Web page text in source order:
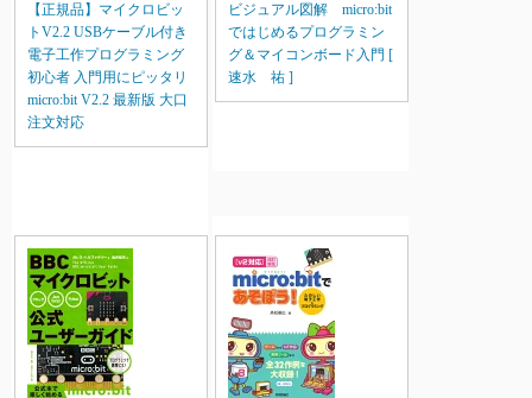
ョ
ン
【正規品】マイクロビッ
トV2.2 USBケーブル付き
電子工作プログラミング
初心者 入門用にピッタリ
micro:bit V2.2 最新版 大口
注文対応
ビジュアル図解 micro:bit
ではじめるプログラミン
グ＆マイコンボード入門 [
速水 祐 ]